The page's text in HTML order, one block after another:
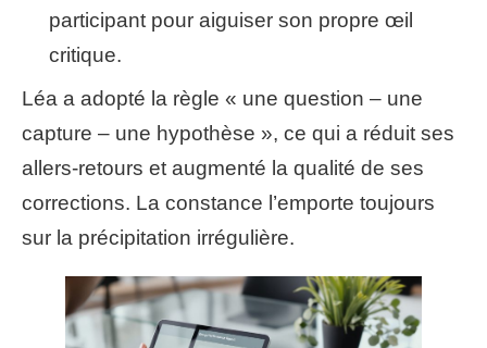
participant pour aiguiser son propre œil
critique.
Léa a adopté la règle « une question – une
capture – une hypothèse », ce qui a réduit ses
allers-retours et augmenté la qualité de ses
corrections. La constance l’emporte toujours
sur la précipitation irrégulière.